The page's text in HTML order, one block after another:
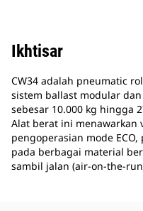
Ikhtisar
CW34 adalah pneumatic
sistem ballast modular
sebesar 10.000 kg hingga
Alat berat ini menawarkan
pengoperasian mode
pada berbagai material
sambil jalan (air-on-the-